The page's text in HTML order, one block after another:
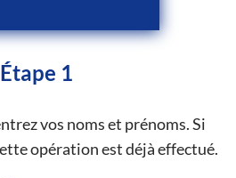
Étape 1
vos noms et prénoms. Si
opération est déjà effectué.